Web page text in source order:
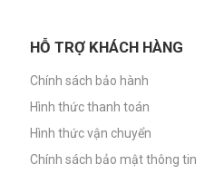
HỖ TRỢ KHÁCH HÀNG
Chính sách bảo hành
Hình thức thanh toán
Hình thức vận chuyển
Chính sách bảo mật thông tin